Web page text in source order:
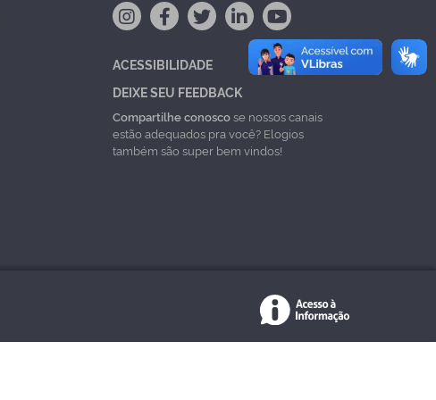
ACESSIBILIDADE
DEIXE SEU FEEDBACK
Compartilhe conoscose nossos canais
estão adequados pra você? Elogios
também são super bem vindos!